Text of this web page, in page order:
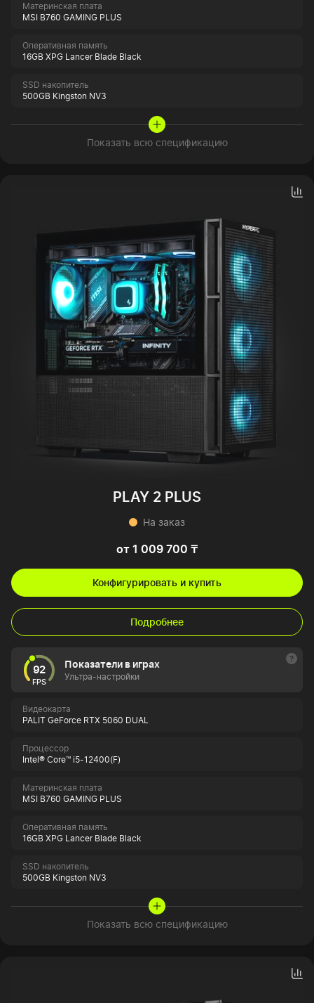
Материнская плата
MSI B760 GAMING PLUS
Оперативная память
16GB XPG Lancer Blade Black
SSD накопитель
500GB Kingston NV3
Показать всю спецификацию
PLAY 2 PLUS
На заказ
от 1 009 700 ₸
Конфигурировать и купить
Подробнее
92
FPS
Показатели в играх
Ультра-настройки
Видеокарта
PALIT GeForce RTX 5060 DUAL
Процессор
Intel® Core™ i5-12400(F)
Материнская плата
MSI B760 GAMING PLUS
Оперативная память
16GB XPG Lancer Blade Black
SSD накопитель
500GB Kingston NV3
Показать всю спецификацию